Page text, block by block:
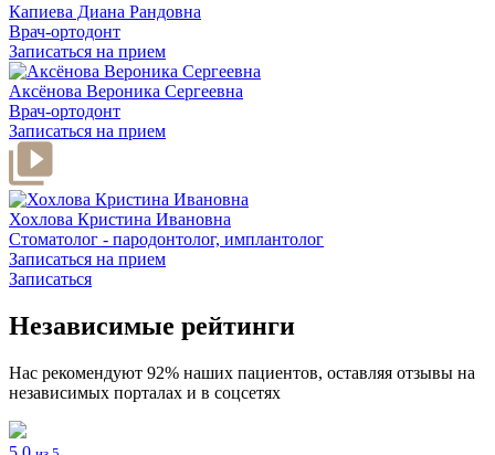
Капиева Диана Рандовна
Врач-ортодонт
Записаться на прием
Аксёнова Вероника Сергеевна
Врач-ортодонт
Записаться на прием
Хохлова Кристина Ивановна
Стоматолог - пародонтолог, имплантолог
Записаться на прием
Записаться
Независимые рейтинги
Нас рекомендуют 92% наших пациентов, оставляя отзывы на
независимых порталах и в соцсетях